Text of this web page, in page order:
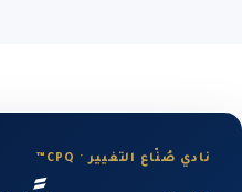
نادي صُنّاع التغيير · CPQ™